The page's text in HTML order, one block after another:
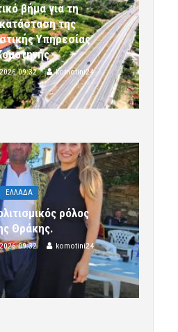
βήμα για τη
της
Υπηρεσίας
09:32 komotini24
ΕΛΛΑΔΑ
ρόλος
Θράκης.
09:32 komotini24